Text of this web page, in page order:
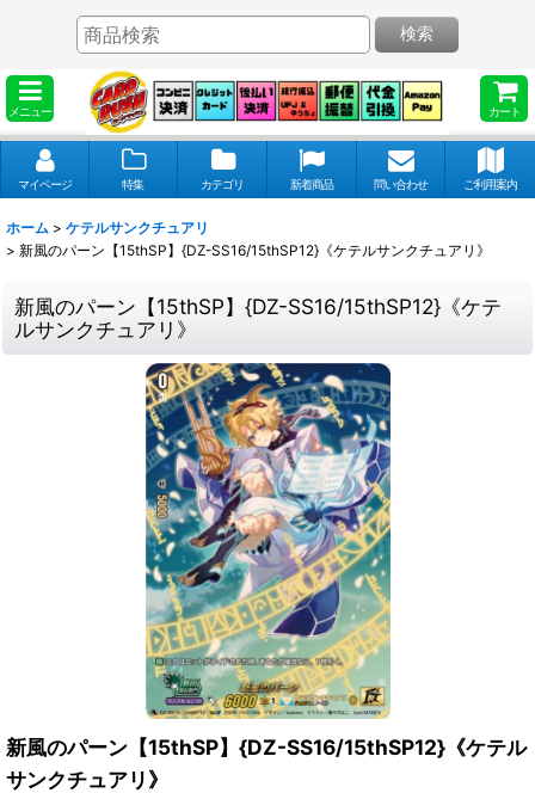
メニュー カート
検索
マイページ 特集 カテゴリ 新着商品 問い合わせ ご利用案内
ホーム > ケテルサンクチュアリ
> 新風のパーン【15thSP】{DZ-SS16/15thSP12}《ケテルサンクチュアリ》
新風のパーン【15thSP】{DZ-SS16/15thSP12}《ケテ
ルサンクチュアリ》
新風のパーン【15thSP】{DZ-SS16/15thSP12}《ケテル
サンクチュアリ》